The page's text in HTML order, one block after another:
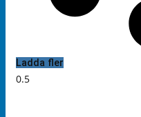
Ladda fler